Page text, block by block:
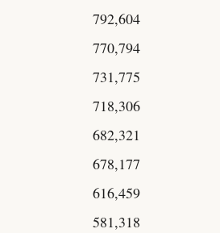
792,604
770,794
731,775
718,306
682,321
678,177
616,459
581,318